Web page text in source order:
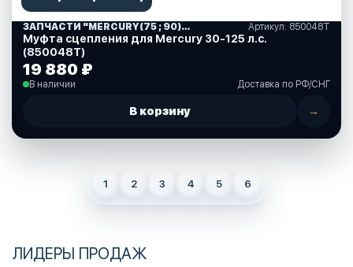
ЗАПЧАСТИ "MERCURY(75 ; 90)" США (10) Артикул: 850048T
Муфта сцепления для Mercury 30-125 л.с.
(850048T)
19 880 ₽
В наличии Доставка по РФ/СНГ
В корзину →
1 2 3 4 5 6
ЛИДЕРЫ ПРОДАЖ